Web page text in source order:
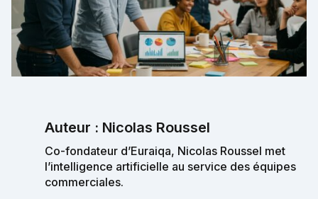
Auteur : Nicolas Roussel
Co-fondateur d’Euraiqa, Nicolas Roussel met
l’intelligence artificielle au service des équipes
commerciales.